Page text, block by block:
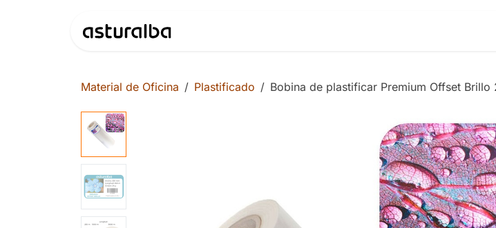
Material de Oficina Plastificado Bobina de plastificar Premium Offset